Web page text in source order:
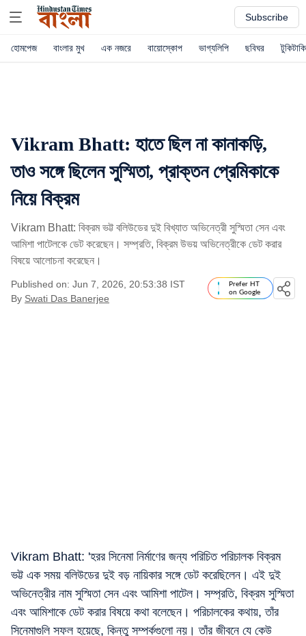
Subscribe
হোমপেজ বাংলার মুখ এক নজরে বায়োস্কোপ ভাগ্যলিপি ছবিঘর টুকিটাকি
Vikram Bhatt: হাতে ছিল না কানাকড়ি,
তাও সঙ্গে ছিলেন সুস্মিতা, প্রাক্তন প্রেমিকাকে
নিয়ে বিক্রম
Vikram Bhatt: বিক্রম ভট্ট বলিউডের দুই বিখ্যাত অভিনেত্রী সুস্মিতা সেন এবং
আমিশা পাটেলকে ডেট করেছেন। সম্প্রতি, বিক্রম উভয় অভিনেত্রীকে ডেট করার
বিষয়ে আলোচনা করেছেন।
Published on: Jun 7, 2026, 20:53:38 IST
By Swati Das Banerjee
Prefer HT
on Google
Vikram Bhatt: 'হরর সিনেমা নির্মাণের জন্য পরিচিত পরিচালক বিক্রম
ভট্ট এক সময় বলিউডের দুই বড় নায়িকার সঙ্গে ডেট করেছিলেন। এই দুই
অভিনেত্রীর নাম সুস্মিতা সেন এবং আমিশা পাটেল। সম্প্রতি, বিক্রম সুস্মিতা
এবং আমিশাকে ডেট করার বিষয়ে কথা বলেছেন। পরিচালকের কথায়, তাঁর
সিনেমাগুলি সফল হয়েছে, কিন্তু সম্পর্কগুলো নয়। তাঁর জীবনে যে কেউ